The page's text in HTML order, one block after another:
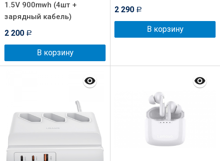
1.5V 900mwh (4шт +
зарядный кабель)
2 200 Р
В корзину
2 290 Р
В корзину